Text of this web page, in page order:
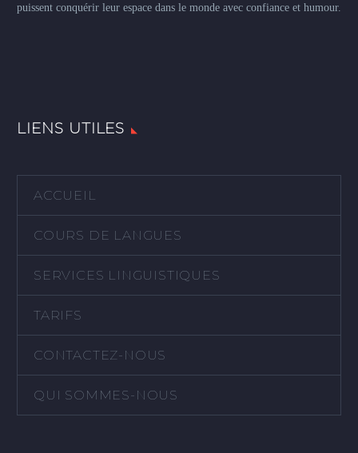
puissent conquérir leur espace dans le monde avec confiance et humour.
LIENS UTILES
ACCUEIL
COURS DE LANGUES
SERVICES LINGUISTIQUES
TARIFS
CONTACTEZ-NOUS
QUI SOMMES-NOUS